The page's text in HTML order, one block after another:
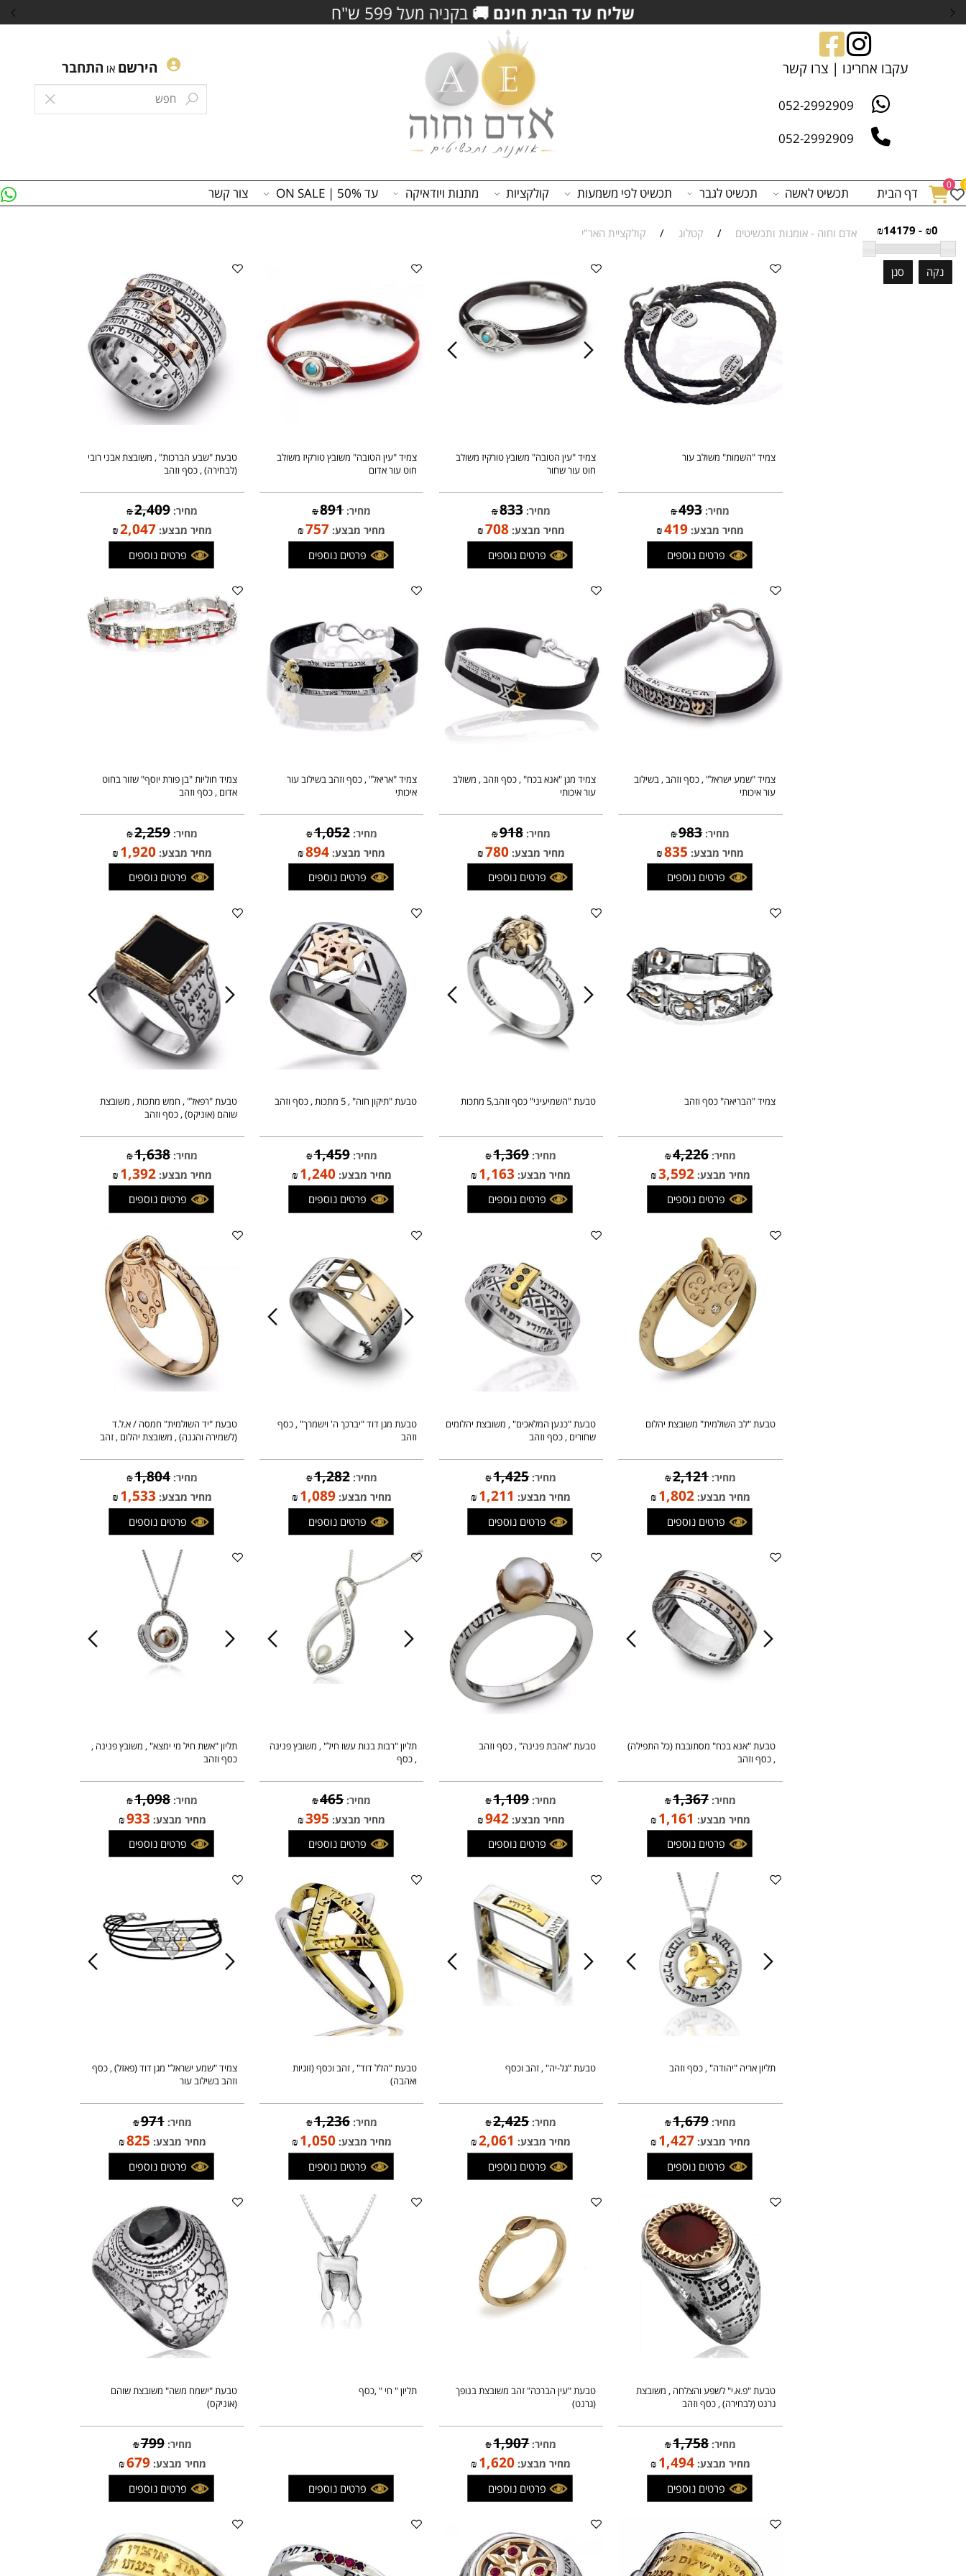
הרשם/י באתר שלנו וקבל/י5% הנחה נוספים לרכישהוצבירת נקודות כסף
עקבו אחרינו | צרו קשר
052-2992909
052-2992909
הירשםאוהתחבר
דף הבית תכשיט לאשה תכשיט לגבר תכשיט לפי משמעות קולקציות מתנות ויודאיקה עד 50% | ON SALE צור קשר
סנן
אדם וחוה - אומנות ותכשיטים קולקציית האר"י
מחיר: ₪493
מחיר מבצע: ₪419
צמיד "עין הטובה" משובץ טורקיז משולב
חוט עור שחור
מחיר: ₪833
מחיר מבצע: ₪708
צמיד "עין הטובה" משובץ טורקיז משולב
חוט עור אדום
מחיר: ₪ 891
מחיר מבצע: ₪757
טבעת "שבע הברכות" , משובצת אבני רובי
(לבחירה) , כסף וזהב
מחיר: ₪2,409
מחיר מבצע:2,047
צמיד "שמע ישראל" , כסף וזהב , בשילוב
מחיר: ₪983
מחיר מבצע: ₪835
צמיד מגן "אנא בכח" , כסף וזהב , משולב
מחיר: ₪918
מחיר מבצע: ₪780
פרטים נוספים
צמיד "אריאל" , כסף וזהב בשילוב עור
מחיר: ₪1,052
מחיר מבצע: ₪894
צמיד חוליות "בן פורת יוסף" שזור בחוט
מחיר: ₪2,259
מחיר מבצע: ₪1,920
פרטים נוספים
מחיר: ₪ 4,226
פרטים נוספים
טבעת "השמיעיני" כסף וזהב,5 מתכות
מחיר: ₪1,369 מחיר: ₪1,459
טבעת "רפאל" , חמש מתכות , משובצת
שוהם (אוניקס) , כסף וזהב
מחיר: ₪1,638
פרטים נוספים
טבעת "לב השולמית" משובצת יהלום
מחיר: ₪2,121
מחיר מבצע:
פרטים נוספים
טבעת "כנען המלאכים" , משובצת יהלומים
שחורים , כסף וזהב
מחיר: ₪1,425
מחיר מבצע:1,211
פרטים נוספים
טבעת מגן דוד "יברכך ה' וישמרך" , כסף
מחיר: ₪1,282
מחיר מבצע:1,089
פרטים נוספים
טבעת "יד השולמית" חמסה / א.ל.ד
(לשמירה והגנה) , משובצת יהלום , זהב
מחיר: ₪1,804
מחיר מבצע: 1,533
פרטים נוספים
טבעת "אנא בכח" מסתובבת (כל התפילה)
1,367
₪1,161
פרטים נוספים
טבעת "אהבת פנינה" , כסף וזהב
₪942
פרטים נוספים
תליון "רבות בנות עשו חיל" , משובץ פנינה
מחיר מבצע: ₪395
פרטים נוספים
תליון "אשת חיל מי ימצא" , משובץ פנינה ,
כסף וזהב
פרטים נוספים
תליון אריה "יהודה" , כסף וזהב
₪1,679
מחיר מבצע:1,427
פרטים נוספים
טבעת "גל-יה" , זהב וכסף
מחיר מבצע:2,061
פרטים נוספים
טבעת "הלל דוד" , זהב וכסף (זוגיות
מחיר:
מחיר מבצע: 1,050
פרטים נוספים
צמיד "שמע ישראל" מגן דוד (פאזל) , כסף
וזהב בשילוב עור
מחיר: ₪971
מחיר מבצע: ₪825
פרטים נוספים
טבעת "פ.א.י" לשפע והצלחה , משובצת
גרנט (לבחירה) , כסף וזהב
מחיר: ₪1,758
מחיר מבצע: ₪1,494
טבעת "עין הברכה" זהב משובצת בנופך
מחיר: ₪1,907
מחיר מבצע: ₪1,620
תליון " חי " ,כסף
טבעת "ישמח משה" משובצת שוהם
מחיר: ₪799
מחיר מבצע: ₪679